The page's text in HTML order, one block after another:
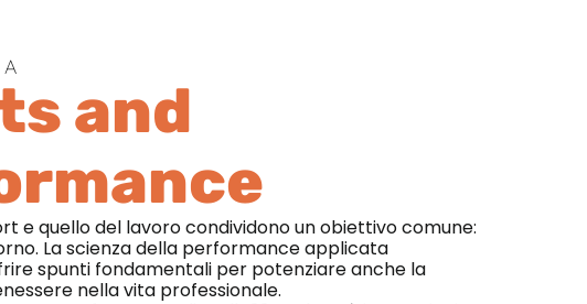
and
e quello del lavoro condividono un obiettivo comune:
La scienza della performance applicata
spunti fondamentali per potenziare anche la
nella vita professionale.